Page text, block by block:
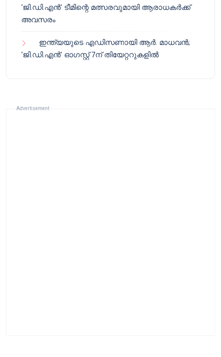
‘ജി.ഡി.എൻ’ ടീമിന്റെ മത്സരവുമായി ആരാധകർക്ക്
അവസരം
ഇന്ത്യയുടെ എഡിസണായി ആർ. മാധവൻ;
‘ജി.ഡി.എൻ’ ഓഗസ്റ്റ് 7ന് തിയേറ്ററുകളിൽ
Advertisement